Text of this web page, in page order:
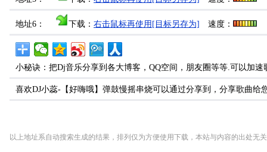
地址6： 下载： 右击鼠标再使用[目标另存为] 速度：
小秘诀：把Dj音乐分享到各大博客，QQ空间，朋友圈等等.可以加速
喜欢DJ小蕊-【好嗨哦】弹鼓慢摇串烧可以通过分享到，分享歌曲给
以上地址系自动搜索生成的结果，排列仅为方便使用下载，本站与内容的出处无